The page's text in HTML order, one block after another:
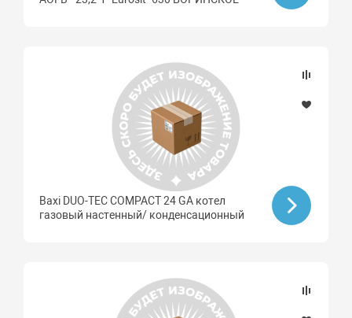
Baxi DUO-TEC COMPACT 24 GA котел
газовый настенный/ конденсационный